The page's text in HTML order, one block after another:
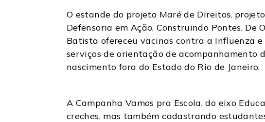
O estande do projeto Maré de Direitos,
Defensoria em Ação, Construindo Pontes,
Batista ofereceu vacinas contra a Influenza
serviços de orientação de acompanhamento
nascimento fora do Estado do Rio de Janeiro.
A Campanha Vamos pra Escola, do eixo
creches, mas também cadastrando